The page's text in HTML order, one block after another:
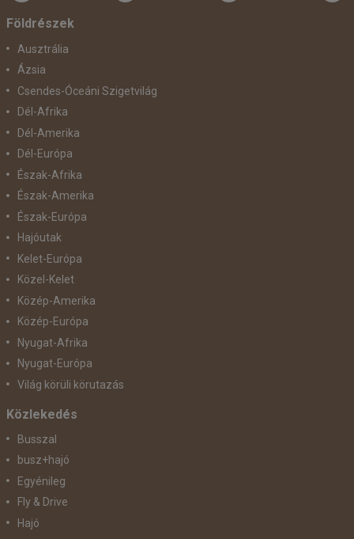
Földrészek
Ausztrália
Ázsia
Csendes-Óceáni Szigetvilág
Dél-Afrika
Dél-Amerika
Dél-Európa
Észak-Afrika
Észak-Amerika
Észak-Európa
Hajóutak
Kelet-Európa
Közel-Kelet
Közép-Amerika
Közép-Európa
Nyugat-Afrika
Nyugat-Európa
Világ körüli körutazás
Közlekedés
Busszal
busz+hajó
Egyénileg
Fly & Drive
Hajó